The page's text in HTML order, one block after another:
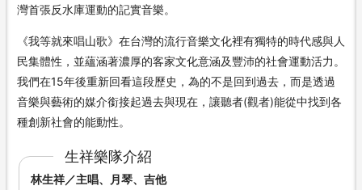
灣首張反水庫運動的記實音樂。
《我等就來唱山歌》在台灣的流行音樂文化裡有獨特的時代感與人
民集體性，並蘊涵著濃厚的客家文化意涵及豐沛的社會運動活力。
我們在15年後重新回看這段歷史，為的不是回到過去，而是透過
音樂與藝術的媒介銜接起過去與現在，讓聽者(觀者)能從中找到各
種創新社會的能動性。
生祥樂隊介紹
林生祥／主唱、月琴、吉他